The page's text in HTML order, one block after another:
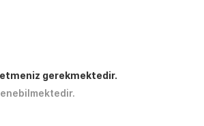
gerekmektedir.